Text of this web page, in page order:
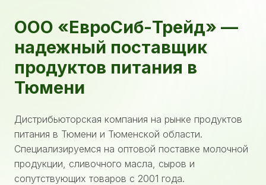
ООО «ЕвроСиб-Трейд» —
надежный поставщик
продуктов питания в
Тюмени
Дистрибьюторская компания на рынке продуктов
питания в Тюмени и Тюменской области.
Специализируемся на оптовой поставке молочной
продукции, сливочного масла, сыров и
сопутствующих товаров с 2001 года.